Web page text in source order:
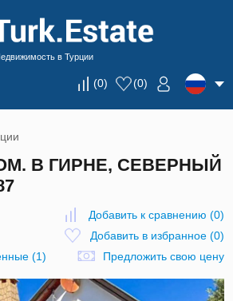
в Турции
(0) (0)
В ГИРНЕ, СЕВЕРНЫЙ
Добавить к сравнению (0)
Добавить в избранное(0)
(1)
Предложить свою цену